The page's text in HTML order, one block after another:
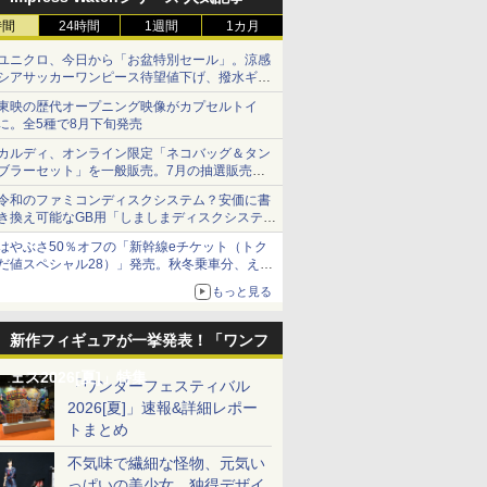
24時間 1週間 1カ月
ニクロ、今日から「お盆特別セール」。涼感
アサッカーワンピース待望値下げ、撥水ギア
ョーツは1990円に
映の歴代オープニング映像がカプセルトイ
。全5種で8月下旬発売
ルディ、オンライン限定「ネコバッグ＆タン
ラーセット」を一般販売。7月の抽選販売の
選無効分
和のファミコンディスクシステム？安価に書
換え可能なGB用「しましまディスクシステ
」
やぶさ50％オフの「新幹線eチケット（トク
値スペシャル28）」発売。秋冬乗車分、えき
もっと見る
新作フィギュアが一挙発表！「ワンフ
ェス2026[夏]」特集「ワンダーフェスティバル
2026[夏]」速報&詳細レポー
トまとめ
不気味で繊細な怪物、元気い